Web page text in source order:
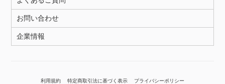
お問い合わせ
企業情報
利用規約 特定商取引法に基づく表示 プライバシーポリシー